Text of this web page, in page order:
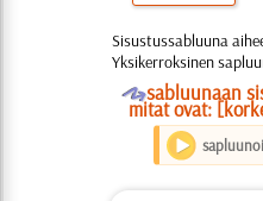
Sisustussabluuna
Yksikerroksinen
Osabluunaan
mitat ovat: